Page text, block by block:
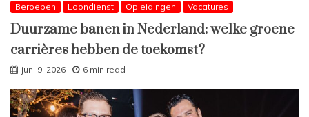
Beroepen Loondienst Opleidingen Vacatures
Duurzame banen in Nederland: welke groene
carrières hebben de toekomst?
juni 9, 2026 6 min read